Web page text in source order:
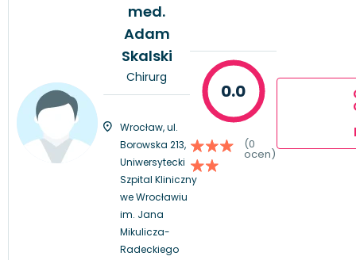
med.
Adam
Skalski
Chirurg
Wrocław, ul.
Borowska 213,
Uniwersytecki
Szpital Kliniczny
we Wrocławiu
im. Jana
Mikulicza-
Radeckiego
0.0
(0
ocen)